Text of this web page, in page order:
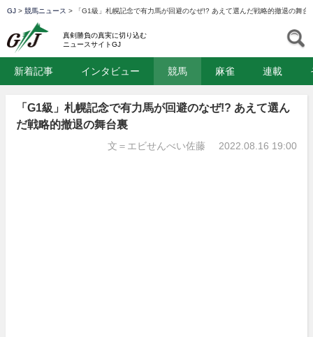
GJ > 競馬ニュース > 「G1級」札幌記念で有力馬が回避のなぜ!? あえて選んだ戦略的撤退の舞台
真剣勝負の真実に切り込む
ニュースサイトGJ
新着記事 インタビュー 競馬 麻雀 連載
「G1級」札幌記念で有力馬が回避のなぜ!? あえて選ん
だ戦略的撤退の舞台裏
文＝エビせんべい佐藤 2022.08.16 19:00